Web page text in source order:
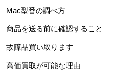
Mac型番の調べ方
商品を送る前に確認すること
故障品買い取ります
高価買取が可能な理由